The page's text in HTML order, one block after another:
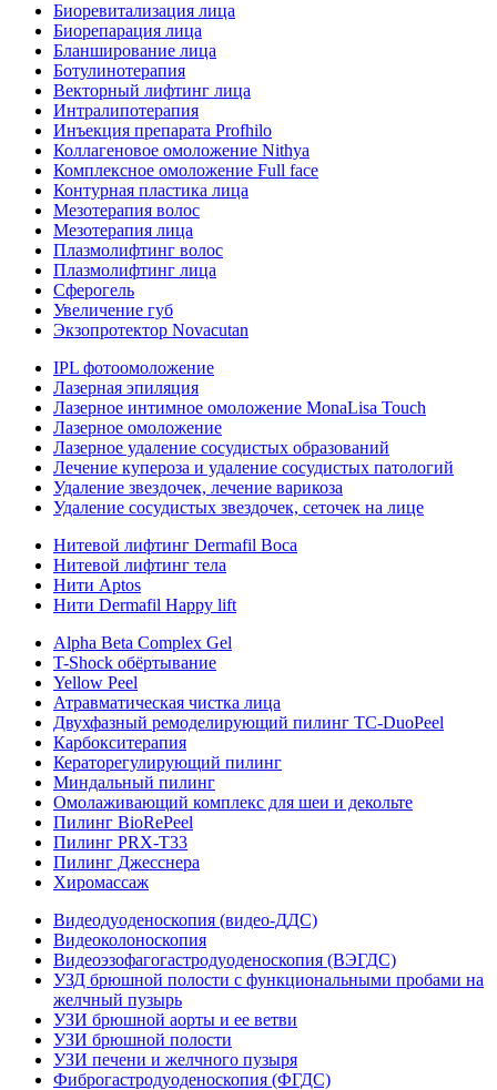
Биоревитализация лица
Биорепарация лица
Бланширование лица
Ботулинотерапия
Векторный лифтинг лица
Интралипотерапия
Инъекция препарата Profhilo
Коллагеновое омоложение Nithya
Комплексное омоложение Full face
Контурная пластика лица
Мезотерапия волос
Мезотерапия лица
Плазмолифтинг волос
Плазмолифтинг лица
Сферогель
Увеличение губ
Экзопротектор Novacutan
IPL фотоомоложение
Лазерная эпиляция
Лазерное интимное омоложение MonaLisa Touch
Лазерное омоложение
Лазерное удаление сосудистых образований
Лечение купероза и удаление сосудистых патологий
Удаление звездочек, лечение варикоза
Удаление сосудистых звездочек, сеточек на лице
Нитевой лифтинг Dermafil Boca
Нитевой лифтинг тела
Нити Aptos
Нити Dermafil Happy lift
Alpha Beta Complex Gel
T-Shock обёртывание
Yellow Peel
Атравматическая чистка лица
Двухфазный ремоделирующий пилинг TC-DuoPeel
Карбокситерапия
Кераторегулирующий пилинг
Миндальный пилинг
Омолаживающий комплекс для шеи и декольте
Пилинг BioRePeel
Пилинг PRX-T33
Пилинг Джесснера
Хиромассаж
Видеодуоденоскопия (видео-ДДС)
Видеоколоноскопия
Видеоэзофагогастродуоденоскопия (ВЭГДС)
УЗД брюшной полости с функциональными пробами на
желчный пузырь
УЗИ брюшной аорты и ее ветви
УЗИ брюшной полости
УЗИ печени и желчного пузыря
Фиброгастродуоденоскопия (ФГДС)